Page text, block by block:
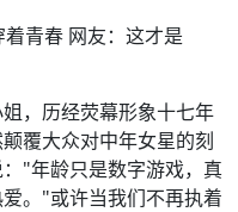
，历经荧幕形象十七年
覆大众对中年女星的刻
"年龄只是数字游戏，真
。"或许当我们不再执着